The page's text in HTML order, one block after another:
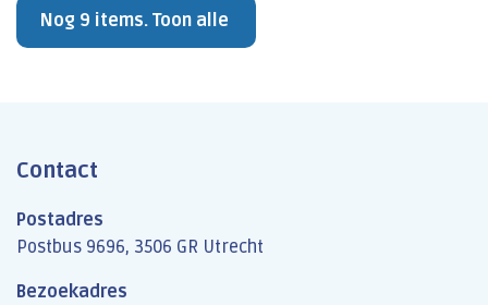
Nog 9 items. Toon alle
Contact
Postadres
Postbus 9696, 3506 GR Utrecht
Bezoekadres